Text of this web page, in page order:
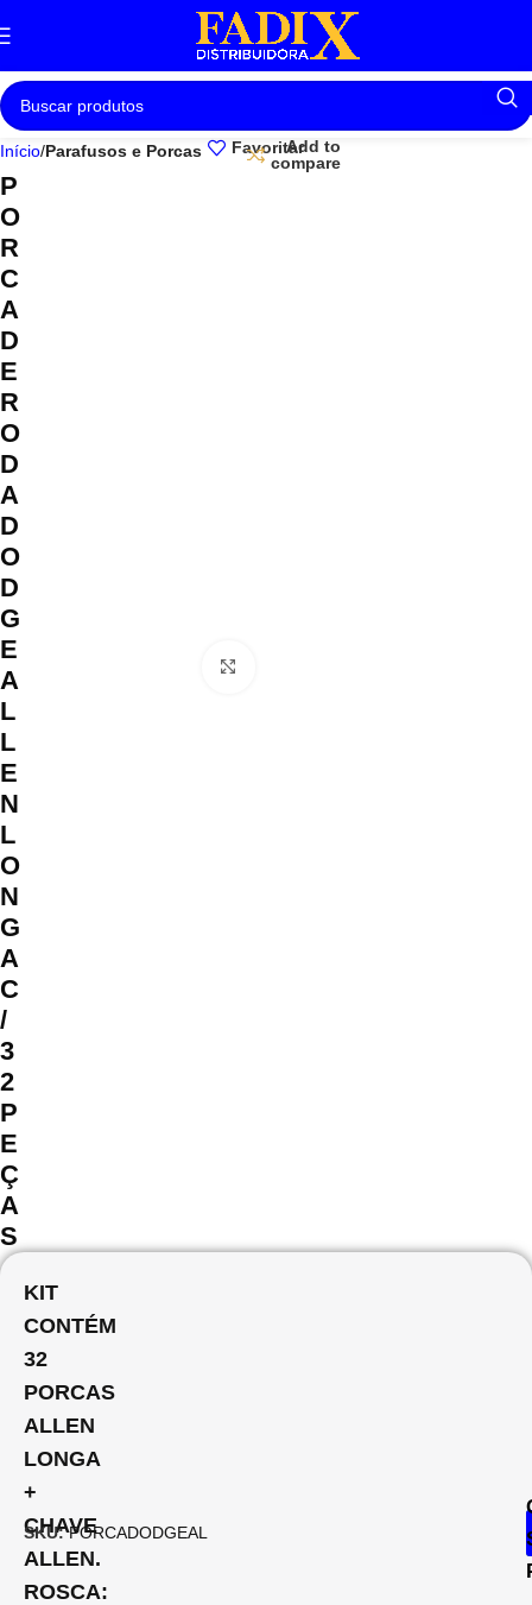
Início Parafusos e Porcas FavoritarAdd to
compare
P
O
R
C
A
D
E
R
O
D
A
D
O
D
G
E
A
L
L
E
N
L
O
N
G
A
C
/
3
2
P
E
Ç
A
S
KIT
CONTÉM
32
PORCAS
ALLEN
LONGA
+
CHAVE
ALLEN.
ROSCA:
SKU:PORCADODGEAL